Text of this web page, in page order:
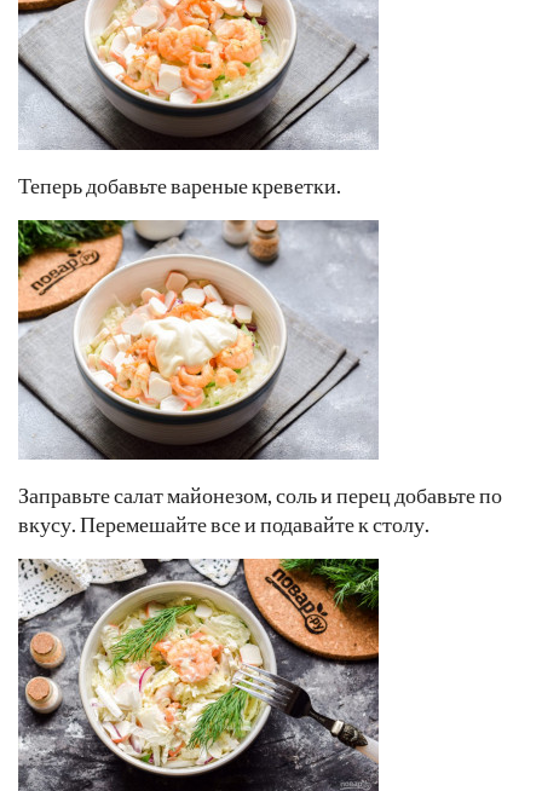
Теперь добавьте вареные креветки.
Заправьте салат майонезом, соль и перец добавьте по
вкусу. Перемешайте все и подавайте к столу.